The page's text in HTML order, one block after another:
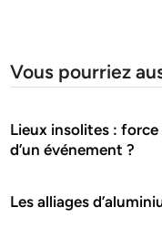
Vous pourriez
Lieux insolites :
d’un événement ?
Les alliages